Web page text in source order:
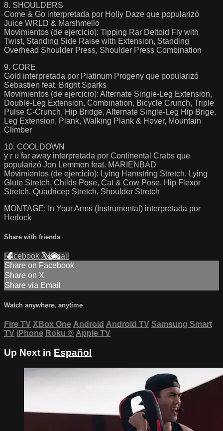
8. SHOULDERS
Come & Go interpretada por Holly Daze que popularizó
Juice WRLD & Marshmello
Movimientos (de ejercicio): Tipping Rar Deltoid Fly with
Twist, Standing Side Raise with Extension, Standing
Overhead Shoulder Press, Shoulder Press Combination
9. CORE
Gold interpretada por Platinum Progeny que popularizó
Sebastien feat. Bright Sparks
Movimientos (de ejercicio): Alternate Single-Leg Extension,
Double-Leg Extension, Combination, Bicycle Crunch, Triple
Pulse C-Crunch, Hip Bridge, Alternate Single-Leg Hip Brige,
Leg Extension, Plank, Walking Plank & Hover, Mountain
Climber
10. COOLDOWN
y r u far away interpretada por Continental Crabs que
popularizó Jon Lemmon feat. MARIENBAD
Movimientos (de ejercicio): Lying Hamstring Stretch, Lying
Glute Stretch, Childs Pose, Cat & Cow Pose, Hip Flexor
Stretch, Quadricep Stretch, Shoulder Stretch
MONTAGE: In Your Arms (Instrumental) interpretada por
Herlock
Share with friends
Facebook XEmail
Share on Facebook
Share on X
Share via Email
Watch anywhere, anytime
Fire TV XBox One Android Android TV Samsung Smart
TV iPhone Roku ® Apple TV
Up Next in Español